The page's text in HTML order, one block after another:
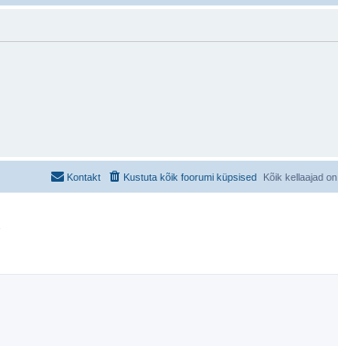
Kõik kellaajad on
Kustuta kõik foorumi küpsised
Kontakt